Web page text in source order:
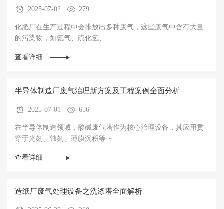
2025-07-02 279
化肥厂在生产过程中会排放出多种废气，这些废气中含有大量
的污染物，如氨气、硫化氢、···
查看详细
半导体制造厂废气治理新方案及工程案例全面分析
2025-07-01 656
在半导体制造领域，酸碱废气塔作为核心治理设备，其应用贯
穿于光刻、蚀刻、薄膜沉积等···
查看详细
造纸厂废气处理设备之洗涤塔全面解析